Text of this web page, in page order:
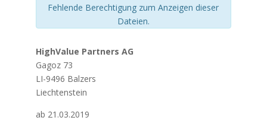
Fehlende Berechtigung zum Anzeigen dieser
Dateien.
HighValue Partners AG
Gagoz 73
LI-9496 Balzers
Liechtenstein
ab 21.03.2019